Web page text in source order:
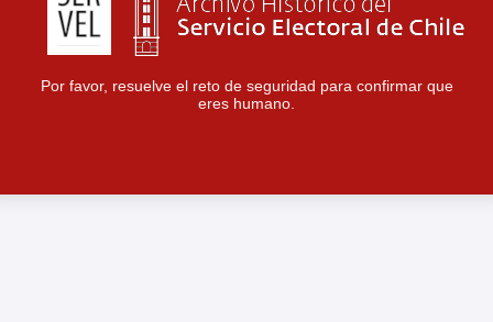
Por favor, resuelve el reto de seguridad para confirmar que
eres humano.